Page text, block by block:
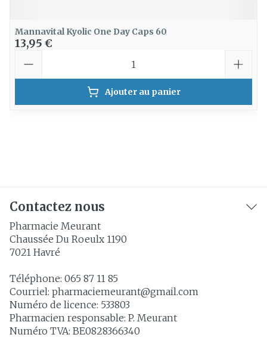
Mannavital Kyolic One Day Caps 60
13,95 €
Ajouter au panier
Contactez nous
Pharmacie Meurant
Chaussée Du Roeulx 1190
7021 Havré
Téléphone: 065 87 11 85
Courriel: pharmaciemeurant@gmail.com
Numéro de licence: 533803
Pharmacien responsable: P. Meurant
Numéro TVA: BE0828366340